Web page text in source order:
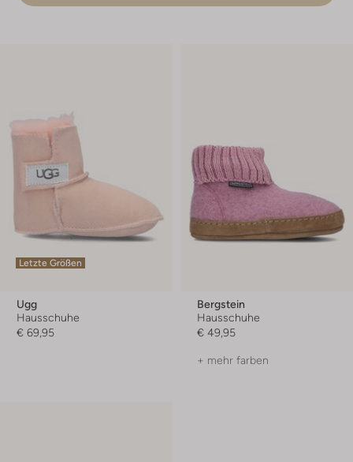
Letzte Größen
Ugg
Hausschuhe
€ 69,95
Bergstein
Hausschuhe
€ 49,95
+ mehr farben